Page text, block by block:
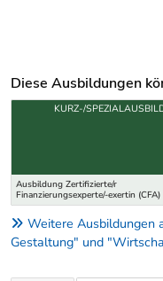
Diese Ausbildungen
Uber weitere
Ausbildung Zertifizierte/r
Finanzierungsexperte/-exertin (CFA)
KURZ-/
Weitere Ausbildungen
Gestaltung" und